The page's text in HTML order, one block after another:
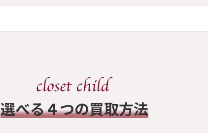
​選べる４つの買取方法